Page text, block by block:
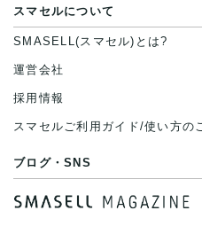
スマセルについて
SMASELL(スマセル)とは?
運営会社
採用情報
スマセルご利用ガイド/使い方の
ブログ・SNS